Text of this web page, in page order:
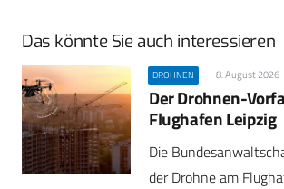
Das könnte Sie auch interessieren
DROHNEN 8. August 2026
Der Drohnen-
Flughafen Leipzig
Die
der Drohne am